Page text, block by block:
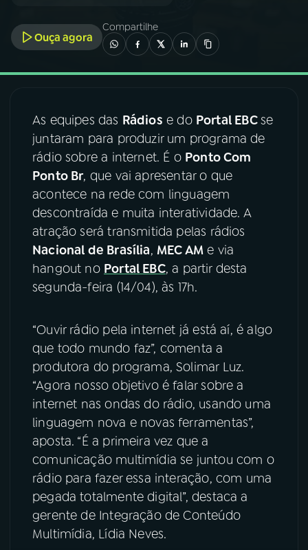
A RÁDIO
03PROGRAMAÇÃO
04PROGRAMAS
PODCASTS
06VIDEOCASTS
ACOMPANHE A RÁDIO NACIONAL
Facebook
TikTok
Ouça agora
Compartilhe
As equipes das Rádios e do Portal EBCse
juntaram para produzir um programa de
rádio sobre a internet. É o Ponto Com
Ponto Br, que vai apresentar o que
acontece na rede com linguagem
descontraída e muita interatividade. A
atração será transmitida pelas rádios
Nacional de Brasília, MEC AM e via
hangout no Portal EBC, a partir desta
segunda-feira (14/04), às 17h.
“Ouvir rádio pela internet já está aí, é algo
que todo mundo faz”, comenta a
produtora do programa, Solimar Luz.
“Agora nosso objetivo é falar sobre a
internet nas ondas do rádio, usando uma
linguagem nova e novas ferramentas”,
aposta. “É a primeira vez que a
comunicação multimídia se juntou com o
rádio para fazer essa interação, com uma
pegada totalmente digital”, destaca a
gerente de Integração de Conteúdo
Multimídia, Lídia Neves.